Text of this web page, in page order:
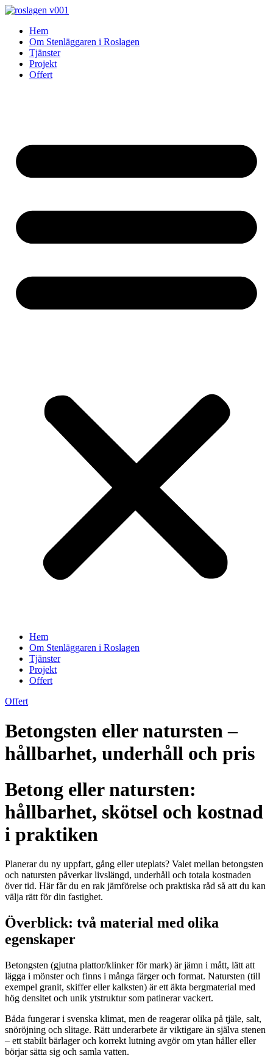
Skip
contentHem
Om Stenläggaren i Roslagen
Tjänster
Projekt
Offert
Hem
Om Stenläggaren i Roslagen
Tjänster
Projekt
Offert
Offert
Betongsten eller natursten –
hållbarhet, underhåll och pris
Betong eller natursten:
hållbarhet, skötsel och kostnad
i praktiken
Planerar du ny uppfart, gång eller uteplats? Valet mellan betongsten
och natursten påverkar livslängd, underhåll och totala kostnaden
över tid. Här får du en rak jämförelse och praktiska råd så att du kan
välja rätt för din fastighet.
Överblick: två material med olika
egenskaper
Betongsten (gjutna plattor/klinker för mark) är jämn i mått, lätt att
lägga i mönster och finns i många färger och format. Natursten (till
exempel granit, skiffer eller kalksten) är ett äkta bergmaterial med
hög densitet och unik ytstruktur som patinerar vackert.
Båda fungerar i svenska klimat, men de reagerar olika på tjäle, salt,
snöröjning och slitage. Rätt underarbete är viktigare än själva stenen
– ett stabilt bärlager och korrekt lutning avgör om ytan håller eller
börjar sätta sig och samla vatten.